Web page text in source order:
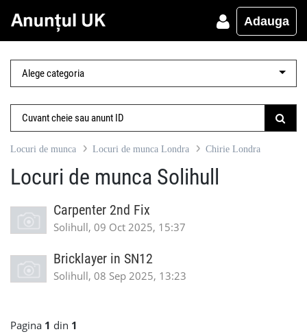
Adauga
Locuri de munca Locuri de munca Londra Chirie Londra
Locuri de munca Solihull
Carpenter 2nd Fix
Solihull, 09 Oct 2025, 15:37
Bricklayer in SN12
Solihull, 08 Sep 2025, 13:23
Pagina 1 din 1